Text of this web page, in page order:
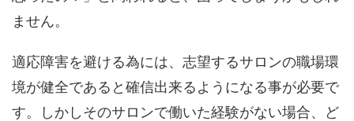
ません。
適応障害を避ける為には、志望するサロンの職場環
境が健全であると確信出来るようになる事が必要で
す。しかしそのサロンで働いた経験がない場合、ど